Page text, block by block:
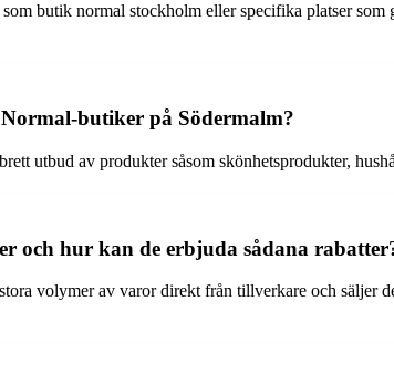
butik normal stockholm eller specifika platser som
butiker på Södermalm?
utbud av produkter såsom skönhetsprodukter,
och hur kan de erbjuda sådana
volymer av varor direkt från tillverkare och säljer